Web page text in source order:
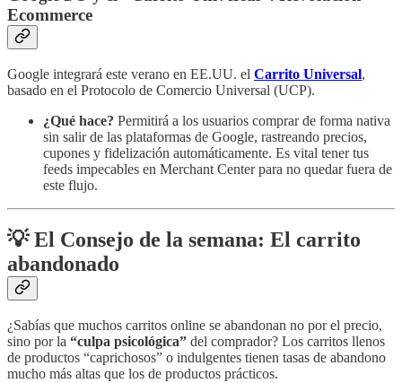
Ecommerce
Google integrará este verano en EE.UU. el Carrito Universal,
basado en el Protocolo de Comercio Universal (UCP).
¿Qué hace? Permitirá a los usuarios comprar de forma nativa
sin salir de las plataformas de Google, rastreando precios,
cupones y fidelización automáticamente. Es vital tener tus
feeds impecables en Merchant Center para no quedar fuera de
este flujo.
💡 El Consejo de la semana: El carrito
abandonado
¿Sabías que muchos carritos online se abandonan no por el precio,
sino por la “culpa psicológica” del comprador? Los carritos llenos
de productos “caprichosos” o indulgentes tienen tasas de abandono
mucho más altas que los de productos prácticos.